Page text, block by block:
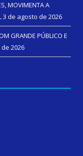
MOVIMENTA A
3 de agosto de 2026
GRANDE PÚBLICO E
2026